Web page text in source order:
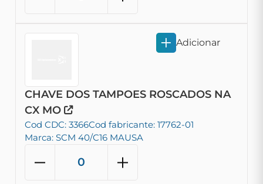
CHAVE DOS TAMPOES ROSCADOS NA
CX MO
Cod CDC: 3366Cod fabricante: 17762-01
Marca: SCM 40/C16 MAUSA
Adicionar